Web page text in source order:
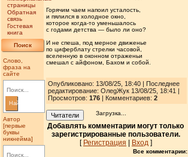
страницы
Обратная
связь
Гостевая
книга
Поиск
Слово,
фраза на
сайте
Найти
Автор
[первые
буквы
никнейма]
Горячим чаем напоил усталость,
и пялился в холодное окно,
которое когда-то уменьшалось
с годами детства — было ли оно?
И не спеша, под мерное движенье
по циферблату стрелки часовой,
вселенную в оконном отраженьи
смешал с айфоном, Бахом и собой.
Опубликовано: 13/08/25, 18:40 | Последнее
редактирование: ОлеgЖук 13/08/25, 18:41 |
Просмотров: 176| Комментариев: 2
Читатели Загрузка...
Добавлять комментарии могут только
зарегистрированные пользователи.
[ Регистрация Вход]
Все комментарии: